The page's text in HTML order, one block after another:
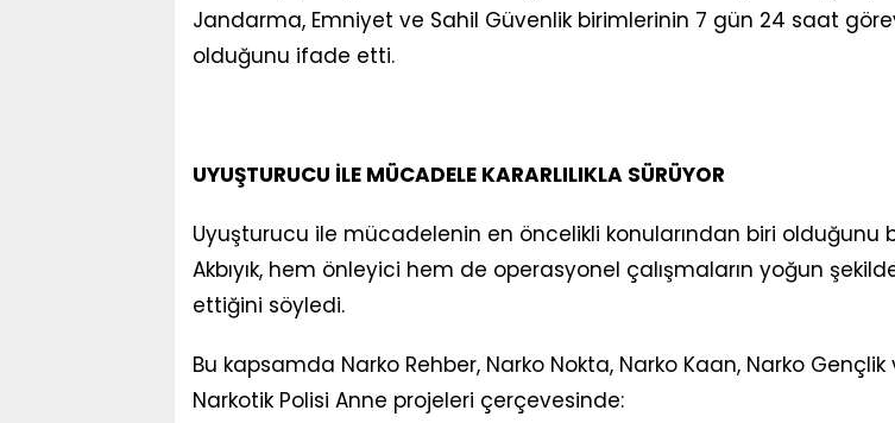
Jandarma, Emniyet ve Sahil Güvenlik birimlerinin 7 gün 24 saat
olduğunu ifade etti.
UYUŞTURUCU İLE MÜCADELE KARARLILIKLA SÜRÜYOR
Uyuşturucu ile mücadelenin en öncelikli konularından biri olduğunu
Akbıyık, hem önleyici hem de operasyonel çalışmaların yoğun
ettiğini söyledi.
Bu kapsamda Narko Rehber, Narko Nokta, Narko Kaan, Narko Gençlik
Narkotik Polisi Anne projeleri çerçevesinde: